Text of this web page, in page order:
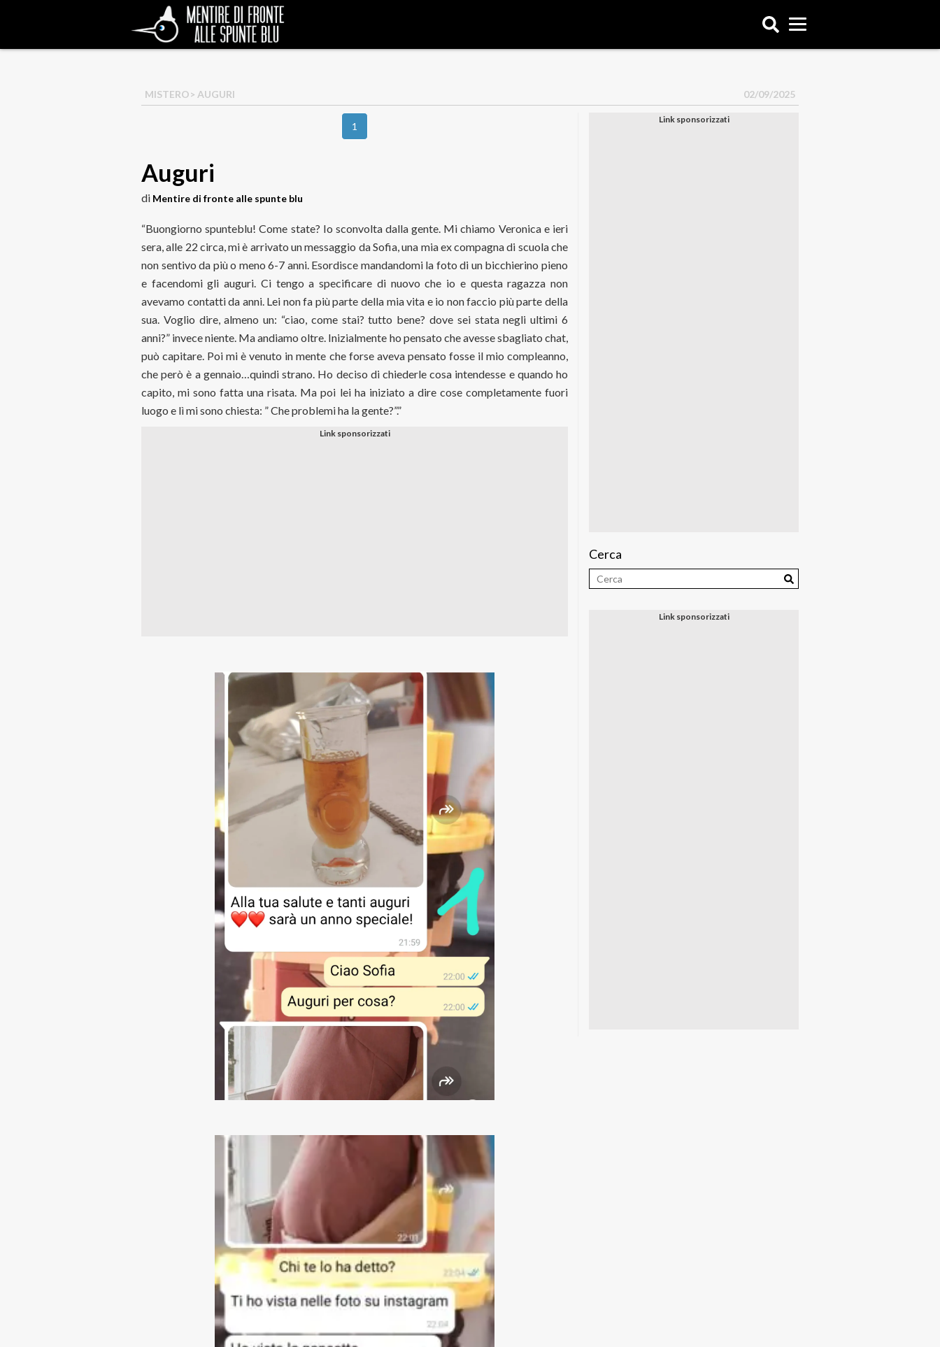
MISTERO> AUGURI 02/09/2025
1
Auguri
di Mentire di fronte alle spunte blu
“Buongiorno spunteblu! Come state? Io sconvolta dalla gente. Mi chiamo Veronica e ieri
sera, alle 22 circa, mi è arrivato un messaggio da Sofia, una mia ex compagna di scuola che
non sentivo da più o meno 6-7 anni. Esordisce mandandomi la foto di un bicchierino pieno
e facendomi gli auguri. Ci tengo a specificare di nuovo che io e questa ragazza non
avevamo contatti da anni. Lei non fa più parte della mia vita e io non faccio più parte della
sua. Voglio dire, almeno un: “ciao, come stai? tutto bene? dove sei stata negli ultimi 6
anni?” invece niente. Ma andiamo oltre. Inizialmente ho pensato che avesse sbagliato chat,
può capitare. Poi mi è venuto in mente che forse aveva pensato fosse il mio compleanno,
che però è a gennaio…quindi strano. Ho deciso di chiederle cosa intendesse e quando ho
capito, mi sono fatta una risata. Ma poi lei ha iniziato a dire cose completamente fuori
luogo e lì mi sono chiesta: ” Che problemi ha la gente?”.”
Cerca